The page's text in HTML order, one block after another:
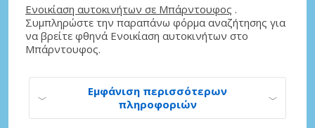
Ενοικίαση αυτοκινήτων σε Μπάρντουφος .
Συμπληρώστε την παραπάνω φόρμα αναζήτησης για
να βρείτε φθηνά Ενοικίαση αυτοκινήτων στο
Μπάρντουφος.
Εμφάνιση περισσότερων
πληροφοριών